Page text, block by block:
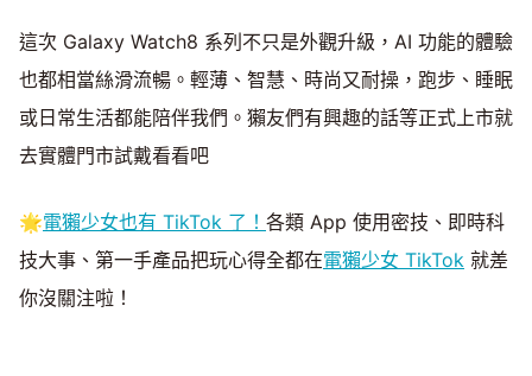
這次 Galaxy Watch8 系列不只是外觀升級，AI 功能的體驗
也都相當絲滑流暢。輕薄、智慧、時尚又耐操，跑步、睡眠
或日常生活都能陪伴我們。獺友們有興趣的話等正式上市就
去實體門市試戴看看吧
🌟電獺少女也有 TikTok 了！ 各類 App 使用密技、即時科
技大事、第一手產品把玩心得全都在電獺少女 TikTok 就差
你沒關注啦！